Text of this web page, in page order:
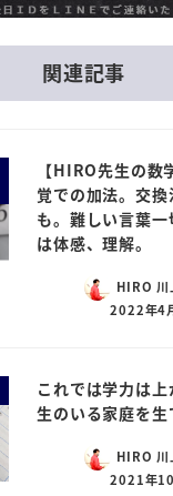
関連記事
【HIRO先生の数
覚での加法。交
も。難しい言葉
は体感、理解。
HIRO 川
2022年4
これでは学力は
生のいる家庭を生
HIRO 川
2021年